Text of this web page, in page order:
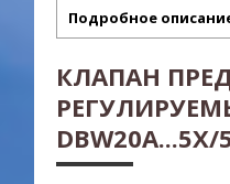
Подробное
КЛАПАН
DBW20A...5X/